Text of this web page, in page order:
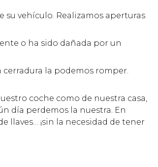
su vehículo. Realizamos aperturas
o ha sido dañada por un
cerradura la podemos romper.
coche como de nuestra casa,
día perdemos la nuestra. En
llaves… ¡sin la necesidad de tener